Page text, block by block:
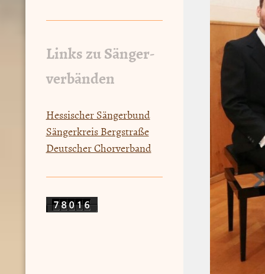
Links zu Sänger-
verbänden
Hessischer Sängerbund
Sängerkreis Bergstraße
Deutscher Chorverband